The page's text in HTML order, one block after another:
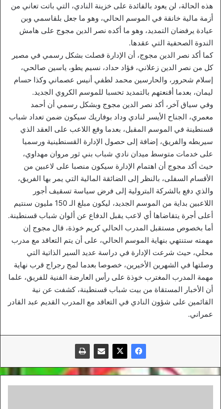
هذه الحالة، لن يعود بالفائدة على خزينة النادي، التي باتت تعاني من
أزمة مالية خانقة في الموسم الحالي، وهو ما جعل بلقاسمي وبن
عيادة يرفضان التمديد، وهو ما أكده نصر الدين مجوج على هامش
الندوة الصحفية التي عقدها.
كما أكد نصر الدين مجوج، أن الإدارة فصلت بشكل رسمي في مصير
كل من نصر الدين زعلاني، فؤاد حداد، نسيم يطو، ياسين صالحي،
إسلام شحرور، والحارسين محمد لطفي أنيس عصماني وكذا حسام
ليمان، بعدما أقنعتهم بالتمديد تحسبا للموسم الكروي الجديد.
وفي سياق آخر، أكد نصر الدين مجوج وبشكل رسمي أن أحمد
معمري، الجناح الأيسر لنادي وداد بوفاريك سيكون ضمن تعداد شباب
قسنطينة في الموسم المقبل، بعدما وقع اللاعب على العقد الذي
سيربطه والفريق، إضافة إلى حصول الإدارة القسنطينية ورسميا
على خدمات متوسط ميدان نادي شباب بني ثور مروان مهداوي،
حيث أكد مجوج أن اهتمام الإدارة سيكون منصبا على لاعبين من
الأقسام السفلى، بالنظر إلى الضائقة المالية التي يمر بها الفريق،
والذي دفع بالشركة البترولية إلى فرض سياسة تسقيف أجور
اللاعبين بداية من الموسم الجديد، ليكون مبلغ الـ 150 مليون سنتيم
أعلى أجرة يتقاضاها أي لاعب يقبل الدفاع عن ألوان شباب قسنطينة.
أما بخصوص مستقبل المدرب الحالي كريم خوذة، قال مجوج إن
مهمته ستنتهي بنهاية الموسم الحالي، على أن يتم التعاقد مع مدرب
محلي، حيث شرعت الإدارة في دراسة عديد السير الذاتية التي
وصلتها في الشهرين الأخيرين، خصوصا بعدما لمح رجراج قرب نهاية
مهمة المدرب المغترب خوذة على رأس العارضة الفنية للفريق، علما
أن الأخبار المستقاة من بيت شباب قسنطينة، كشفت عن نية
القائمين على شؤون النادي في التعاقد مع المدرب القديم عبد القادر
عمراني.